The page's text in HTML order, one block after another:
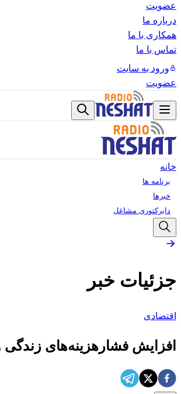
عضویت
درباره ما
همکاری با ما
تماس با ما
ورود به سایت
عضویت
خانه
برنامه ها
خبرها
دایرکتوری مشاغل
جزئیات خبر
اقتصادی
افزایش فشارهزینه‌های زندگی